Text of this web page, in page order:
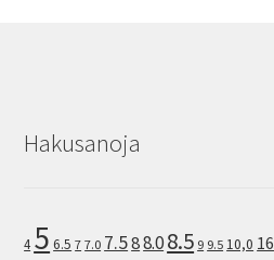
Hakusanoja
4 5 6.5 7 7.0 7.588.08.5 9 9.5 10,0 16